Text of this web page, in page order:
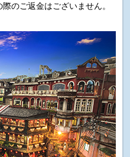
のご返金はございません。